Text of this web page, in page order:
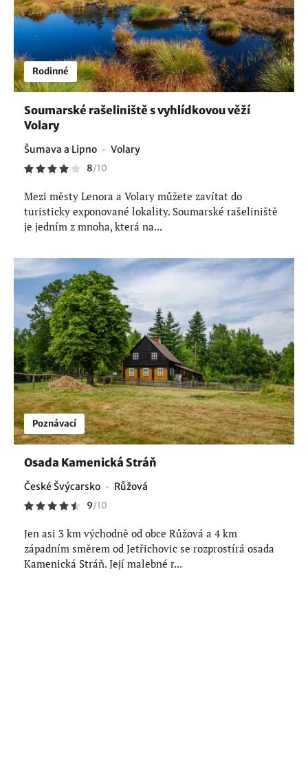
Rodinné
Soumarské rašeliniště s vyhlídkovou věží
Volary
Šumava a Lipno Volary
8/10
Mezi městy Lenora a Volary můžete zavítat do
turisticky exponované lokality. Soumarské rašeliniště
je jedním z mnoha, která na...
Poznávací
Osada Kamenická Stráň
České Švýcarsko Růžová
9/10
Jen asi 3 km východně od obce Růžová a 4 km
západním směrem od Jetřichovic se rozprostírá osada
Kamenická Stráň. Její malebné r...